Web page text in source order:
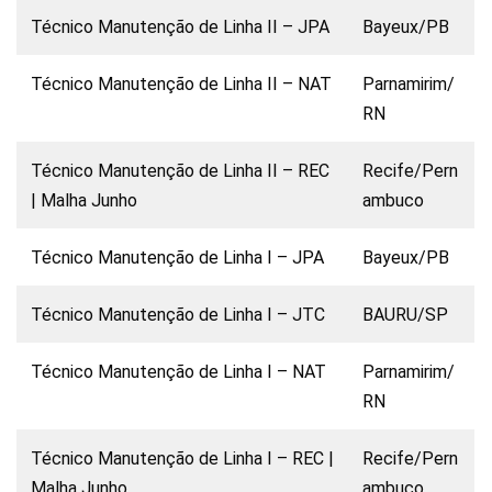
Técnico Manutenção de Linha II – JPA Bayeux/PB
Técnico Manutenção de Linha II – NAT
Parnamirim/
RN
Técnico Manutenção de Linha II – REC
| Malha Junho
Recife/Pern
ambuco
Técnico Manutenção de Linha I – JPA Bayeux/PB
Técnico Manutenção de Linha I – JTC BAURU/SP
Técnico Manutenção de Linha I – NAT
Parnamirim/
RN
Técnico Manutenção de Linha I – REC |
Recife/Pern